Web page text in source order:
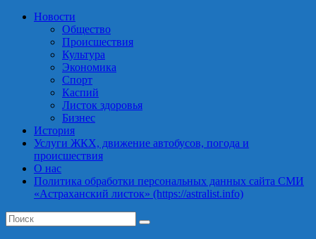
Новости
Общество
Происшествия
Культура
Экономика
Спорт
Каспий
Листок здоровья
Бизнес
История
Услуги ЖКХ, движение автобусов, погода и
происшествия
О нас
Политика обработки персональных данных сайта СМИ
«Астраханский листок» (https://astralist.info)